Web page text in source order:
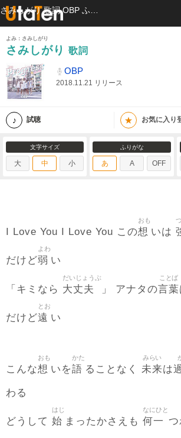
よみ：さみしがり
さみしがり
歌詞
OBP
2018.11.21 リリース
試聴 ★ お気に入り
文字サイズ
大 中 小
ふりがな
あ A OFF
I Love You I Love You この想
おも
いは
だけど弱
よわ
い
「キミなら 大丈夫
だいじょうぶ
」 アナタの言葉
ことば
だけど遠
とお
い
こんな想
おも
いを語
かた
ることなく 未来
みらい
は
わる
どうして 始
はじ
まったかさえも 何一
なにひと